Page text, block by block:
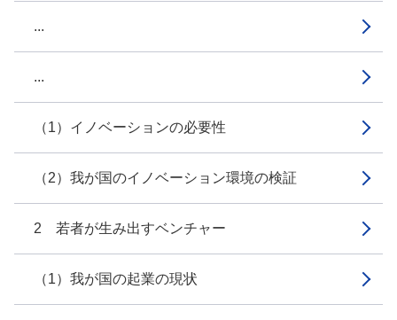
...
...
（1）イノベーションの必要性
（2）我が国のイノベーション環境の検証
2 若者が生み出すベンチャー
（1）我が国の起業の現状